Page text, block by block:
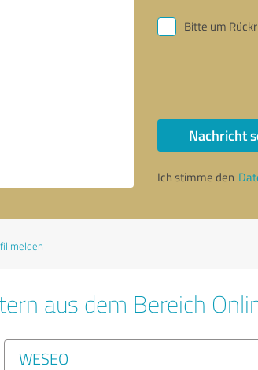
Bitte um
Nachricht
Ich stimme den
melden
aus dem Bereich
WESEO